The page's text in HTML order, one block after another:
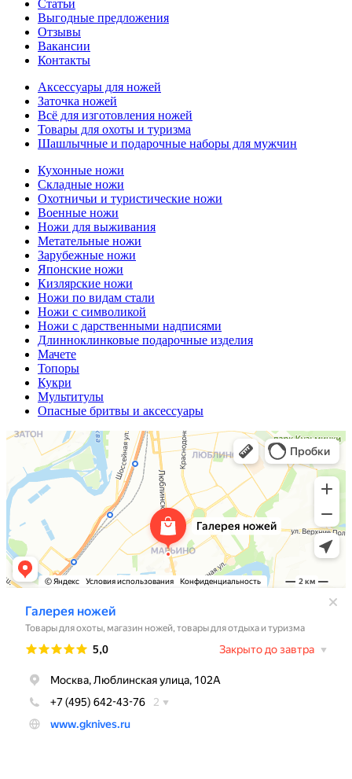
Статьи
Выгодные предложения
Отзывы
Вакансии
Контакты
Аксессуары для ножей
Заточка ножей
Всё для изготовления ножей
Товары для охоты и туризма
Шашлычные и подарочные наборы для мужчин
Кухонные ножи
Складные ножи
Охотничьи и туристические ножи
Военные ножи
Ножи для выживания
Метательные ножи
Зарубежные ножи
Японские ножи
Кизлярские ножи
Ножи по видам стали
Ножи с символикой
Ножи с дарственными надписями
Длинноклинковые подарочные изделия
Мачете
Топоры
Кукри
Мультитулы
Опасные бритвы и аксессуары